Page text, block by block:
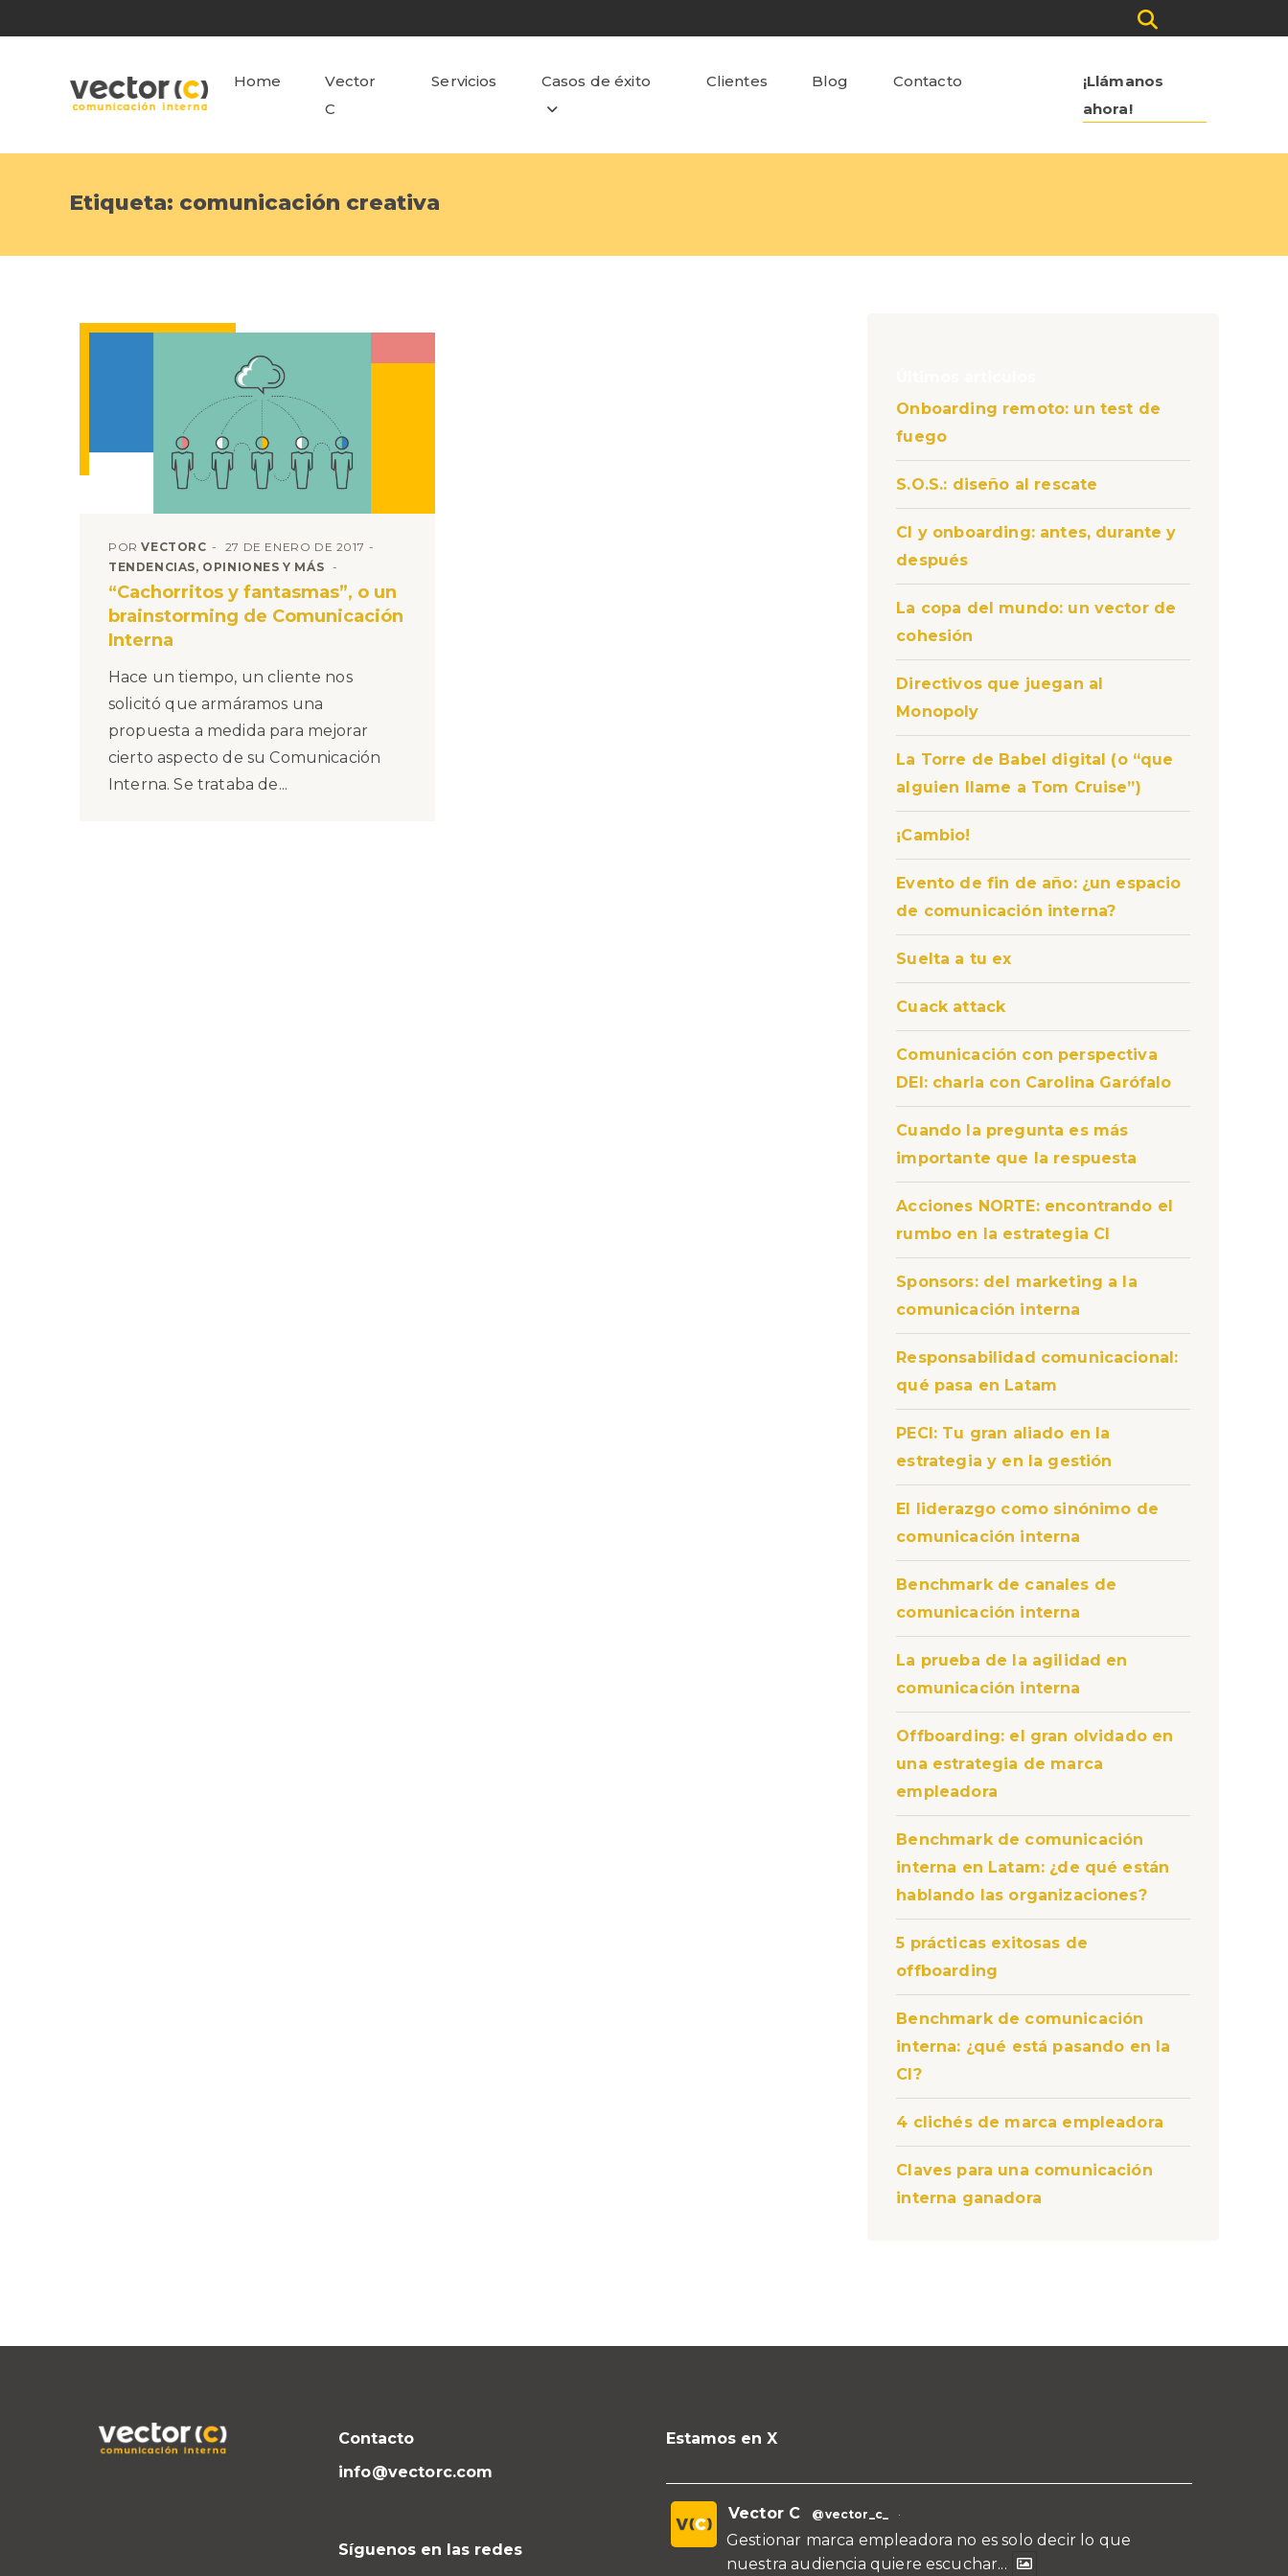
Home
Vector
C
Servicios Casos de éxito Clientes Blog Contacto
¡Llámanos
ahora!
Etiqueta: comunicación creativa
PORVECTORC
27 DE ENERO DE 2017
TENDENCIAS, OPINIONES Y MÁS
“Cachorritos y fantasmas”, o un
brainstorming de Comunicación
Interna
Hace un tiempo, un cliente nos
solicitó que armáramos una
propuesta a medida para mejorar
cierto aspecto de su Comunicación
Interna. Se trataba de...
Onboarding remoto: un test de
fuego
S.O.S.: diseño al rescate
CI y onboarding: antes, durante y
después
La copa del mundo: un vector de
cohesión
Directivos que juegan al
Monopoly
La Torre de Babel digital (o “que
alguien llame a Tom Cruise”)
¡Cambio!
Evento de fin de año: ¿un espacio
de comunicación interna?
Suelta a tu ex
Cuack attack
Comunicación con perspectiva
DEI: charla con Carolina Garófalo
Cuando la pregunta es más
importante que la respuesta
Acciones NORTE: encontrando el
rumbo en la estrategia CI
Sponsors: del marketing a la
comunicación interna
Responsabilidad comunicacional:
qué pasa en Latam
PECI: Tu gran aliado en la
estrategia y en la gestión
El liderazgo como sinónimo de
comunicación interna
Benchmark de canales de
comunicación interna
La prueba de la agilidad en
comunicación interna
Offboarding: el gran olvidado en
una estrategia de marca
empleadora
Benchmark de comunicación
interna en Latam: ¿de qué están
hablando las organizaciones?
5 prácticas exitosas de
offboarding
Benchmark de comunicación
interna: ¿qué está pasando en la
CI?
4 clichés de marca empleadora
Claves para una comunicación
interna ganadora
Contacto
info@vectorc.com
Síguenos en las redes
Estamos en X
Vector C @vector_c_ ·
Gestionar marca empleadora no es solo decir lo que
nuestra audiencia quiere escuchar...